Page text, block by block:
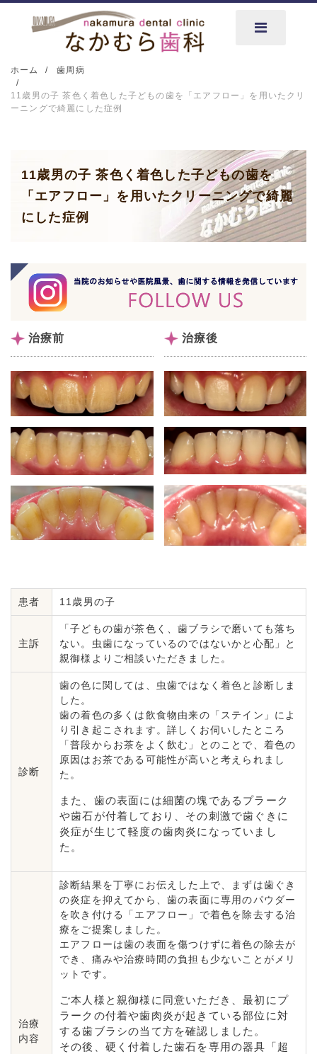
ホーム 歯周病
11歳男の子 茶色く着色した子どもの歯を「エアフロー」を用いたクリ
ーニングで綺麗にした症例
11歳男の子 茶色く着色した子どもの歯を
「エアフロー」を用いたクリーニングで綺麗
にした症例
治療前 治療後
患者 11歳男の子
主訴
「子どもの歯が茶色く、歯ブラシで磨いても落ち
ない。虫歯になっているのではないかと心配」と
親御様よりご相談いただきました。
診断
歯の色に関しては、虫歯ではなく着色と診断しま
した。
歯の着色の多くは飲食物由来の「ステイン」によ
り引き起こされます。詳しくお伺いしたところ
「普段からお茶をよく飲む」とのことで、着色の
原因はお茶である可能性が高いと考えられまし
た。
また、歯の表面には細菌の塊であるプラーク
や歯石が付着しており、その刺激で歯ぐきに
炎症が生じて軽度の歯肉炎になっていまし
た。
治療
内容
診断結果を丁寧にお伝えした上で、まずは歯ぐき
の炎症を抑えてから、歯の表面に専用のパウダー
を吹き付ける「エアフロー」で着色を除去する治
療をご提案しました。
エアフローは歯の表面を傷つけずに着色の除去が
でき、痛みや治療時間の負担も少ないことがメリ
ットです。
ご本人様と親御様に同意いただき、最初にプ
ラークの付着や歯肉炎が起きている部位に対
する歯ブラシの当て方を確認しました。
その後、硬く付着した歯石を専用の器具「超